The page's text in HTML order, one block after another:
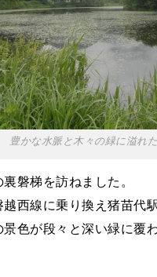
豊かな水脈と木々の緑に溢れ
磐梯を訪ねました。
西線に乗り換え猪苗代
景色が段々と深い緑に覆